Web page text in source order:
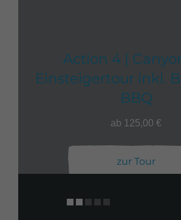
Action 4 |
Einsteigertour inkl.
BBQ
ab 125,00 €
zur Tour